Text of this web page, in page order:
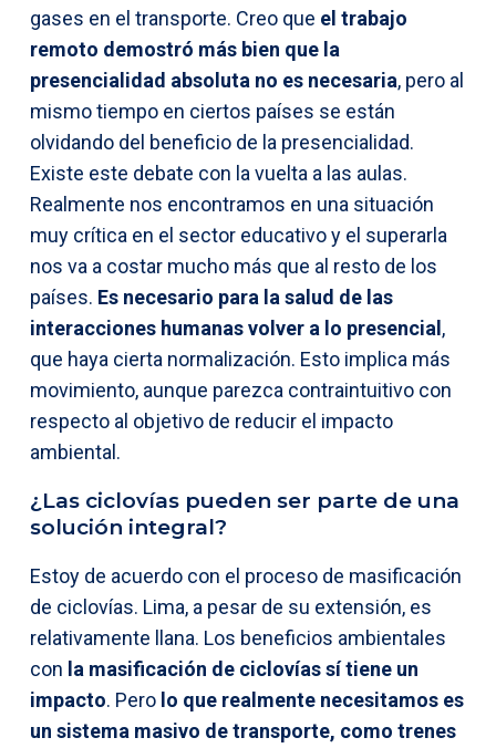
gases en el transporte. Creo que el trabajo
remoto demostró más bien que la
presencialidad absoluta no es necesaria, pero al
mismo tiempo en ciertos países se están
olvidando del beneficio de la presencialidad.
Existe este debate con la vuelta a las aulas.
Realmente nos encontramos en una situación
muy crítica en el sector educativo y el superarla
nos va a costar mucho más que al resto de los
países. Es necesario para la salud de las
interacciones humanas volver a lo presencial,
que haya cierta normalización. Esto implica más
movimiento, aunque parezca contraintuitivo con
respecto al objetivo de reducir el impacto
ambiental.
¿Las ciclovías pueden ser parte de una
solución integral?
Estoy de acuerdo con el proceso de masificación
de ciclovías. Lima, a pesar de su extensión, es
relativamente llana. Los beneficios ambientales
con la masificación de ciclovías sí tiene un
impacto. Pero lo que realmente necesitamos es
un sistema masivo de transporte, como trenes